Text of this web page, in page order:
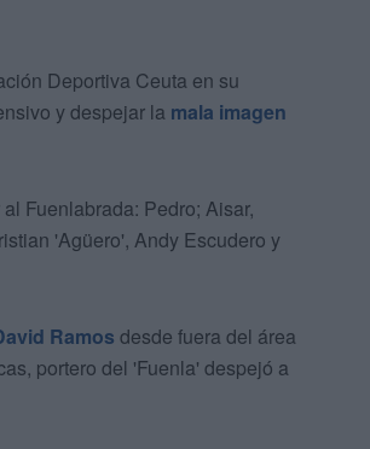
Deportiva Ceuta en su
y despejar la mala imagen
Fuenlabrada: Pedro; Aisar,
'Agüero', Andy Escudero y
Ramos desde fuera del área
portero del 'Fuenla' despejó a